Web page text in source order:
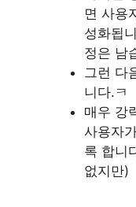
면 사용
성화됩
정은 남
그런 다
니다.ㅋ
매우 강
사용자
록 합니
없지만)